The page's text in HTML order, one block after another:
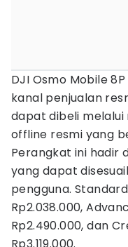
DJI Osmo Mobile
kanal penjualan
dapat dibeli
offline resmi yang
Perangkat ini hadir
yang dapat
pengguna.
Rp2.038.000,
Rp2.490.000, dan